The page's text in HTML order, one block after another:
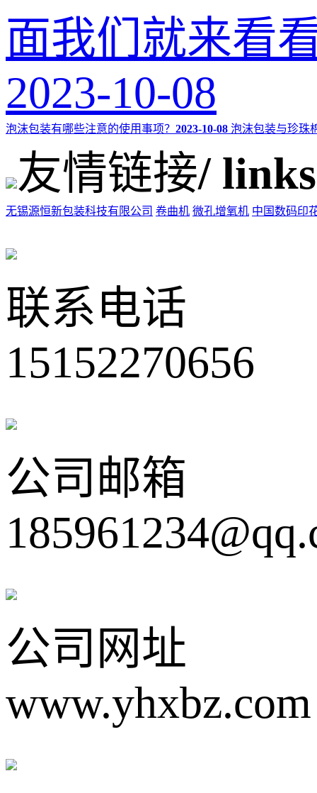
面我们就来看
2023-10-08
泡沫包装有哪些注意的使用事项？ 2023-10-08 泡沫包装与珍珠
友情链接/ links
无锡源恒新包装科技有限公司 卷曲机 微孔增氧机 中国数码印
联系电话
15152270656
公司邮箱
公司网址
www.yhxbz.com